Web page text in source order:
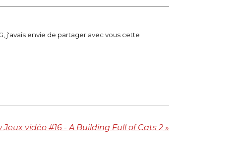
j'avais envie de partager avec vous cette
Jeux vidéo #16 - A Building Full of Cats 2 »